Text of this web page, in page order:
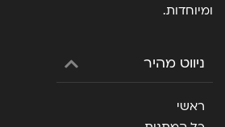
ומיוחדות.
ניווט מהיר
ראשי